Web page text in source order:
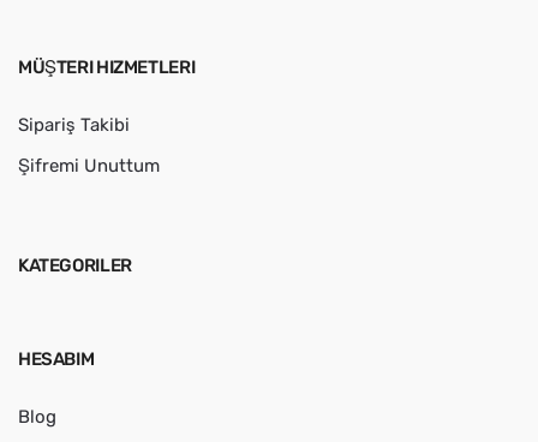
MÜŞTERI HIZMETLERI
Sipariş Takibi
Şifremi Unuttum
KATEGORILER
HESABIM
Blog